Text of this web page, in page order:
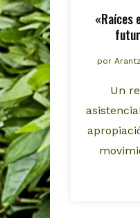
«Raíces
por
Un